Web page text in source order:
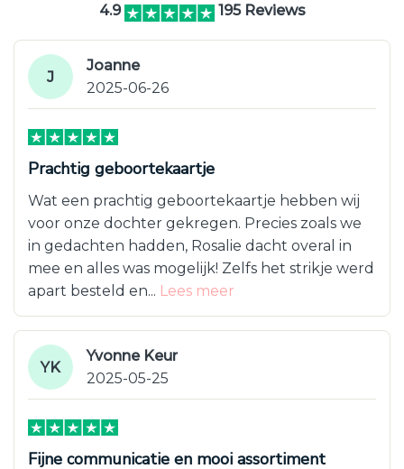
4.9 195 Reviews
J
Joanne
2025-06-26
Prachtig geboortekaartje
Wat een prachtig geboortekaartje hebben wij
voor onze dochter gekregen. Precies zoals we
in gedachten hadden, Rosalie dacht overal in
mee en alles was mogelijk! Zelfs het strikje werd
apart besteld en... Lees meer
YK
Yvonne Keur
2025-05-25
Fijne communicatie en mooi assortiment